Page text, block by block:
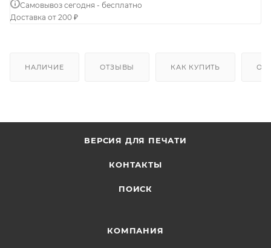
Самовывоз сегодня - бесплатно
Доставка от 200 ₽
НАЛИЧИЕ ОТЗЫВЫ КАК КУПИТЬ
ВЕРСИЯ ДЛЯ ПЕЧАТИ
КОНТАКТЫ
ПОИСК
КОМПАНИЯ